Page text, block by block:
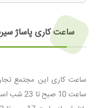
ساعت کاری پاساژ
ساعت کاری این مجتمع
ساعت 10